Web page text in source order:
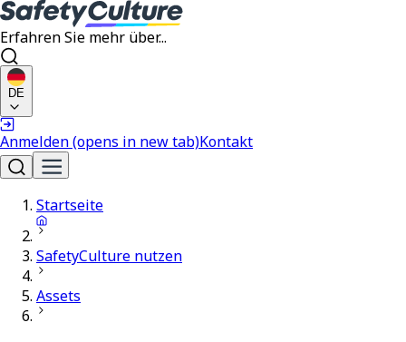
Erfahren Sie mehr über...
DE
Anmelden(opens in new tab)Kontakt
Startseite
SafetyCulture nutzen
Assets